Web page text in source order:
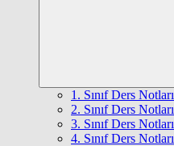
1. Sınıf Ders Notları
2. Sınıf Ders Notları
3. Sınıf Ders Notları
4. Sınıf Ders Notları